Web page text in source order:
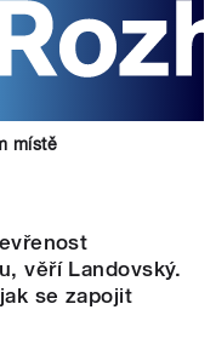
místě
věří Landovský.
se zapojit